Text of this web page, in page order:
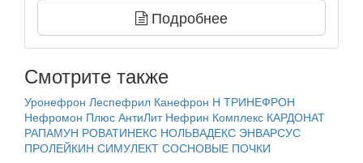
Подробнее
Смотрите также
Уронефрон Леспефрил Канефрон Н ТРИНЕФРОН
Нефромон Плюс АнтиЛит Нефрин Комплекс КАРДОНАТ
РАПАМУН РОВАТИНЕКС НОЛЬВАДЕКС ЭНВАРСУС
ПРОЛЕЙКИН СИМУЛЕКТ СОСНОВЫЕ ПОЧКИ